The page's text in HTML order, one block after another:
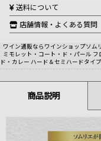
送料について
店舗情報・よくある質問
ワイン通販ならワインショップソム
ミモレット・コート・ド・パール
ド・カレー ハード＆セミハードタイ
商品説明